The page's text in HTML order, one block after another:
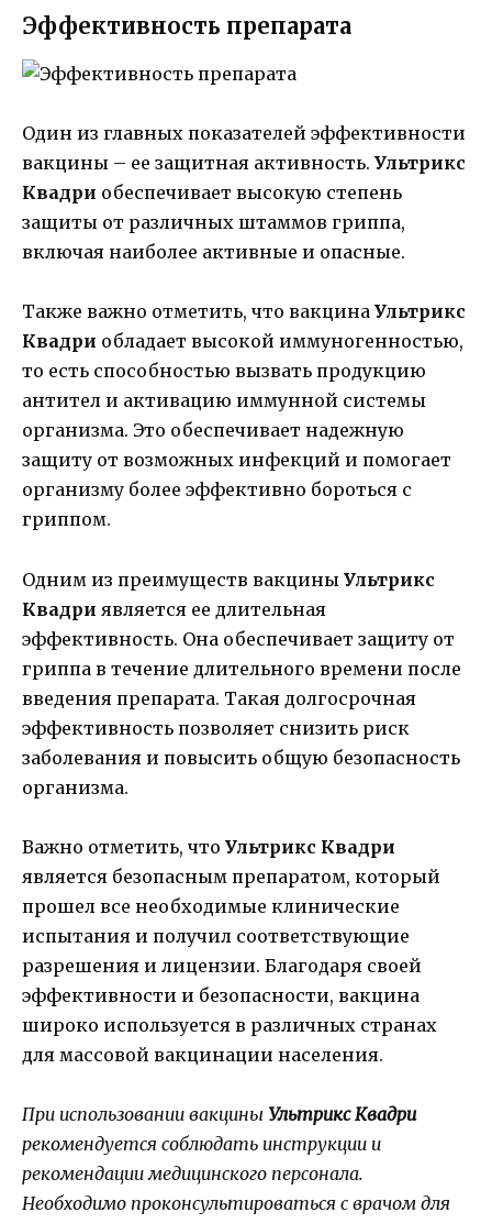
Эффективность препарата
Один из главных показателей эффективности
вакцины – ее защитная активность. Ультрикс
Квадри обеспечивает высокую степень
защиты от различных штаммов гриппа,
включая наиболее активные и опасные.
Также важно отметить, что вакцина Ультрикс
Квадри обладает высокой иммуногенностью,
то есть способностью вызвать продукцию
антител и активацию иммунной системы
организма. Это обеспечивает надежную
защиту от возможных инфекций и помогает
организму более эффективно бороться с
гриппом.
Одним из преимуществ вакцины Ультрикс
Квадри является ее длительная
эффективность. Она обеспечивает защиту от
гриппа в течение длительного времени после
введения препарата. Такая долгосрочная
эффективность позволяет снизить риск
заболевания и повысить общую безопасность
организма.
Важно отметить, что Ультрикс Квадри
является безопасным препаратом, который
прошел все необходимые клинические
испытания и получил соответствующие
разрешения и лицензии. Благодаря своей
эффективности и безопасности, вакцина
широко используется в различных странах
для массовой вакцинации населения.
При использовании вакцины Ультрикс Квадри
рекомендуется соблюдать инструкции и
рекомендации медицинского персонала.
Необходимо проконсультироваться с врачом для